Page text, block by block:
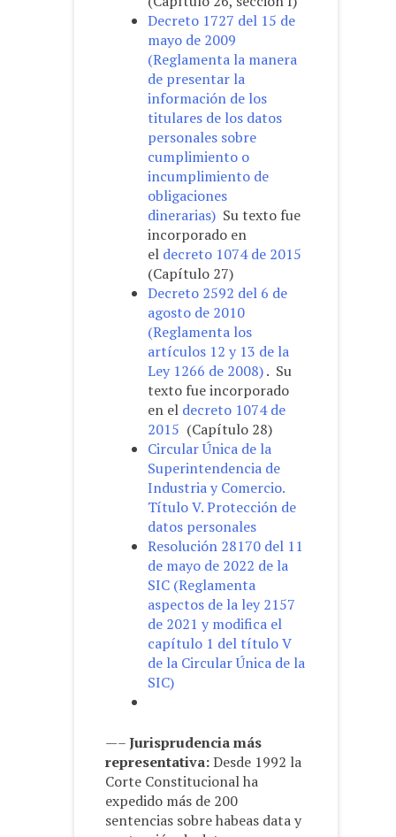
Decreto 1727 del 15 de
mayo de 2009
(Reglamenta la manera
de presentar la
información de los
titulares de los datos
personales sobre
cumplimiento o
incumplimiento de
obligaciones
dinerarias)Su texto fue
incorporado en
el decreto 1074 de 2015
(Capítulo 27)
Decreto 2592 del 6 de
agosto de 2010
(Reglamenta los
artículos 12 y 13 de la
Ley 1266 de 2008). Su
texto fue incorporado
en el decreto 1074 de
2015 (Capítulo 28)
Circular Única de la
Superintendencia de
Industria y Comercio.
Título V. Protección de
datos personales
Resolución 28170 del 11
de mayo de 2022 de la
SIC (Reglamenta
aspectos de la ley 2157
de 2021 y modifica el
capítulo 1 del título V
de la Circular Única de la
SIC)
—–Jurisprudencia más
representativa:Desde 1992 la
Corte Constitucional ha
expedido más de 200
sentencias sobre habeas data y